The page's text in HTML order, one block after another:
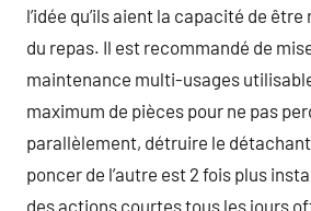
l’idée qu’ils aient la capacité de
du repas. Il est recommandé de
maintenance multi-usages
maximum de pièces pour ne pas
parallèlement, détruire le détachant
poncer de l’autre est 2 fois plus
des actions courtes tous les jours